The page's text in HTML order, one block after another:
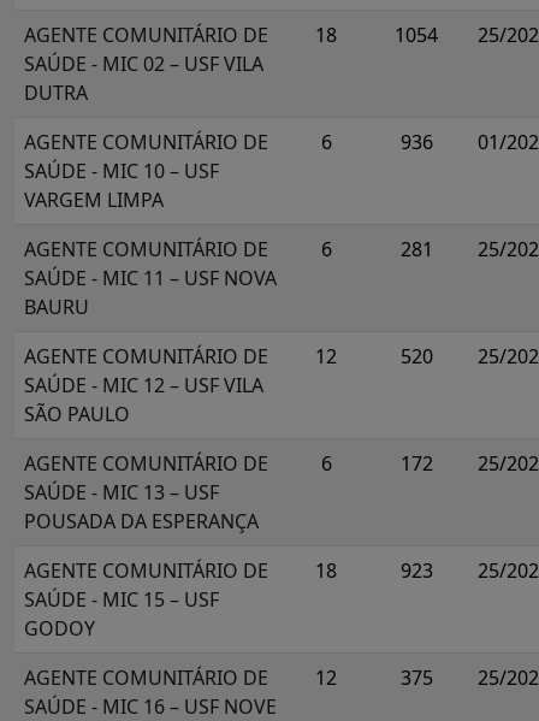
AGENTE COMUNITÁRIO DE
SAÚDE - MIC 02 – USF VILA
DUTRA
18 1054 25/
AGENTE COMUNITÁRIO DE
SAÚDE - MIC 10 – USF
VARGEM LIMPA
6 936 01/
AGENTE COMUNITÁRIO DE
SAÚDE - MIC 11 – USF NOVA
BAURU
6 281 25/
AGENTE COMUNITÁRIO DE
SAÚDE - MIC 12 – USF VILA
SÃO PAULO
12 520 25/
AGENTE COMUNITÁRIO DE
SAÚDE - MIC 13 – USF
POUSADA DA ESPERANÇA
6 172 25/
AGENTE COMUNITÁRIO DE
SAÚDE - MIC 15 – USF
GODOY
18 923 25/
AGENTE COMUNITÁRIO DE
SAÚDE - MIC 16 – USF NOVE
12 375 25/